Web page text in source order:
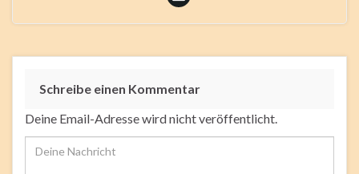
Schreibe einen Kommentar
Deine Email-Adresse wird nicht veröffentlicht.